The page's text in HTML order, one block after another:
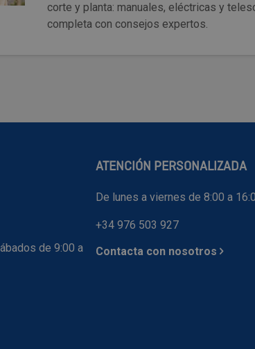
corte y planta: manuales, eléctricas y
completa con consejos expertos.
de 9:00 a
ATENCIÓN PERSONALIZADA
De lunes a viernes de 8:00 a
+34 976 503 927
Contacta con nosotros